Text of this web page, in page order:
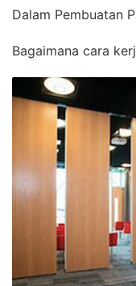
Dalam Pembuatan
Bagaimana cara